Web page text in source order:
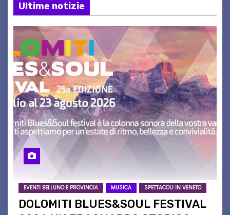
Ultime notizie
EVENTI BELLUNO E PROVINCIA MUSICA SPETTACOLI IN VENETO
DOLOMITI BLUES&SOUL FESTIVAL